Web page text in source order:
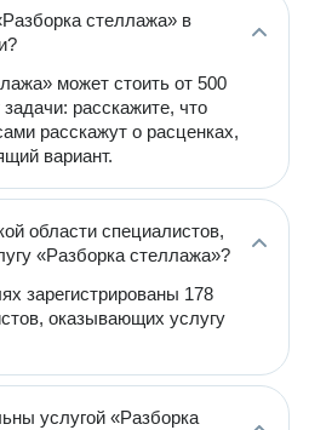
стеллажа» в
может стоить от 500
расскажите, что
расскажут о расценках,
вариант.
области специалистов,
«Разборка стеллажа»?
зарегистрированы 178
оказывающих услугу
услугой «Разборка